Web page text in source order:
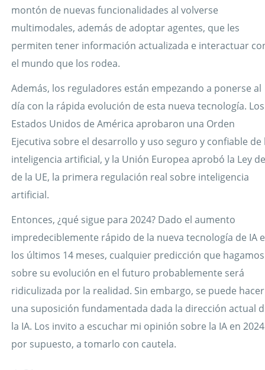
montón de nuevas funcionalidades al volverse
multimodales, además de adoptar agentes, que les
permiten tener información actualizada e interactuar
el mundo que los rodea.
Además, los reguladores están empezando a ponerse al
día con la rápida evolución de esta nueva tecnología. Los
Estados Unidos de América aprobaron una Orden
Ejecutiva sobre el desarrollo y uso seguro y confiable de
inteligencia artificial, y la Unión Europea aprobó la Ley
de la UE, la primera regulación real sobre inteligencia
artificial.
Entonces, ¿qué sigue para 2024? Dado el aumento
impredeciblemente rápido de la nueva tecnología de IA
los últimos 14 meses, cualquier predicción que hagamos
sobre su evolución en el futuro probablemente será
ridiculizada por la realidad. Sin embargo, se puede hacer
una suposición fundamentada dada la dirección actual
la IA. Los invito a escuchar mi opinión sobre la IA en
por supuesto, a tomarlo con cautela.